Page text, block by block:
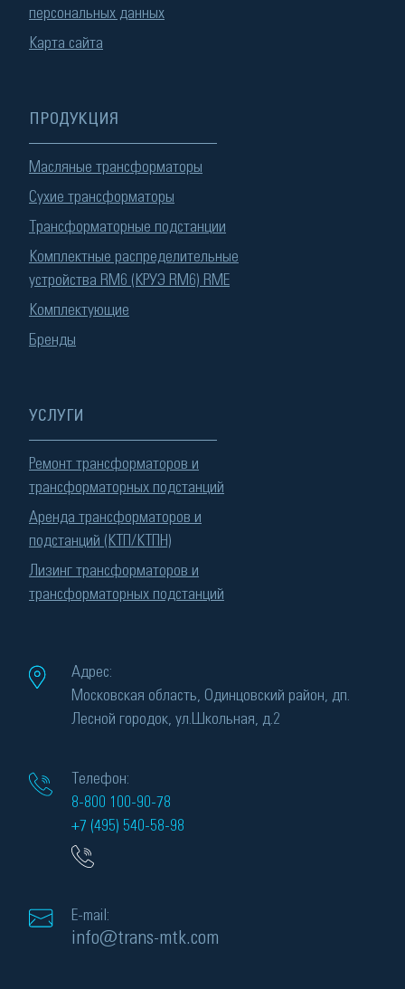
персональных данных
Карта сайта
ПРОДУКЦИЯ
Масляные трансформаторы
Сухие трансформаторы
Трансформаторные подстанции
Комплектные распределительные
устройства RM6 (КРУЭ RM6) RME
Комплектующие
Бренды
УСЛУГИ
Ремонт трансформаторов и
трансформаторных подстанций
Аренда трансформаторов и
подстанций (КТП/КТПН)
Лизинг трансформаторов и
трансформаторных подстанций
Адрес:
Московская область, Одинцовский район, дп.
Лесной городок, ул.Школьная, д.2
Телефон:
8-800 100-90-78
+7 (495) 540-58-98
E-mail:
info@trans-mtk.com